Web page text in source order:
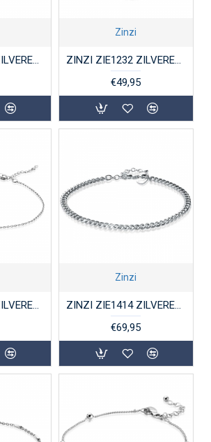
ZINZI ZIE1188 ZILVEREN ENKELBAND HARTJES GERHODINEERD
Zinzi
ZINZI ZIE1232 ZILVEREN ENKELBAND OVAALTJES
€49,95
ZINZI ZIE1393 ZILVEREN ENKELBAND MET ZIRKONIA
Zinzi
ZINZI ZIE1414 ZILVEREN ENKELBAND GOURMETSCHAKEL
€69,95